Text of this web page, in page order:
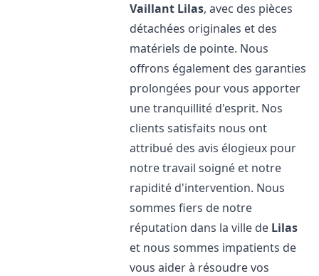
Vaillant Lilas, avec des pièces
détachées originales et des
matériels de pointe. Nous
offrons également des garanties
prolongées pour vous apporter
une tranquillité d'esprit. Nos
clients satisfaits nous ont
attribué des avis élogieux pour
notre travail soigné et notre
rapidité d'intervention. Nous
sommes fiers de notre
réputation dans la ville de Lilas
et nous sommes impatients de
vous aider à résoudre vos